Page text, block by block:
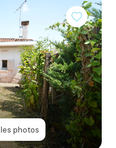
photos